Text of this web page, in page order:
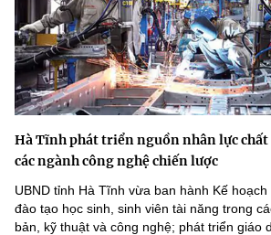
Hà Tĩnh phát triển nguồn nhân lực chất
các ngành công nghệ chiến lược
UBND tỉnh Hà Tĩnh vừa ban hành Kế hoạch
đào tạo học sinh, sinh viên tài năng trong
bản, kỹ thuật và công nghệ; phát triển giáo